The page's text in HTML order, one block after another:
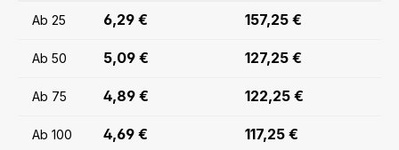
Ab 25 6,29 € 157,25 €
Ab 50 5,09 € 127,25 €
Ab 75 4,89 € 122,25 €
Ab 100 4,69 € 117,25 €